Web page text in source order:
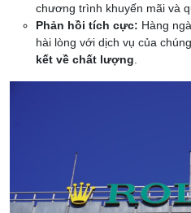
chương trình khuyến mãi và
Phản hồi tích cực: Hàng
hài lòng với dịch vụ của
kết về chất lượng